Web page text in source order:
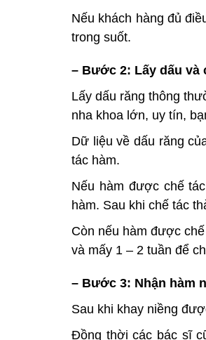
Nếu khách hàng đủ
trong suốt.
– Bước 2: Lấy dấu và
Lấy dấu răng thông
nha khoa lớn, uy tín,
Dữ liệu về dấu răng
tác hàm.
Nếu hàm được chế
hàm. Sau khi chế tác
Còn nếu hàm được
và mấy 1 – 2 tuần để
– Bước 3: Nhận hàm
Sau khi khay niềng
Đồng thời các bác sĩ